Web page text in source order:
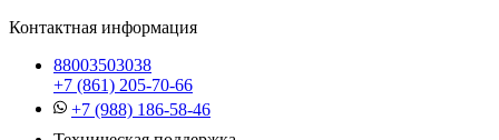
Контактная информация
88003503038
+7 (861) 205-70-66
+7 (988) 186-58-46